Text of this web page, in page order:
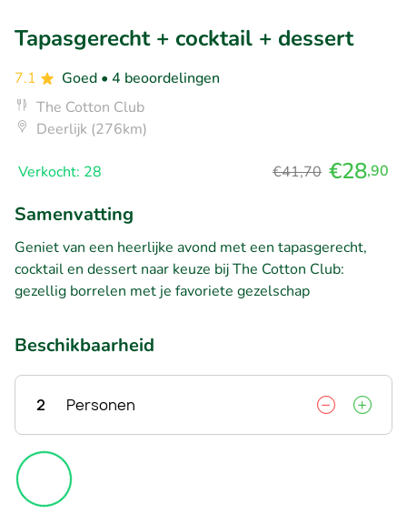
Tapasgerecht + cocktail + dessert
7.1 Goed • 4 beoordelingen
The Cotton Club
Deerlijk (276km)
Verkocht: 28 €41,70 €28,90
Samenvatting
Geniet van een heerlijke avond met een tapasgerecht,
cocktail en dessert naar keuze bij The Cotton Club:
gezellig borrelen met je favoriete gezelschap
Beschikbaarheid
2 Personen